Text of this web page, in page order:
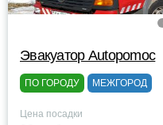
Эвакуатор Autopomoc
ПО ГОРОДУ МЕЖГОРОД
Цена посадки